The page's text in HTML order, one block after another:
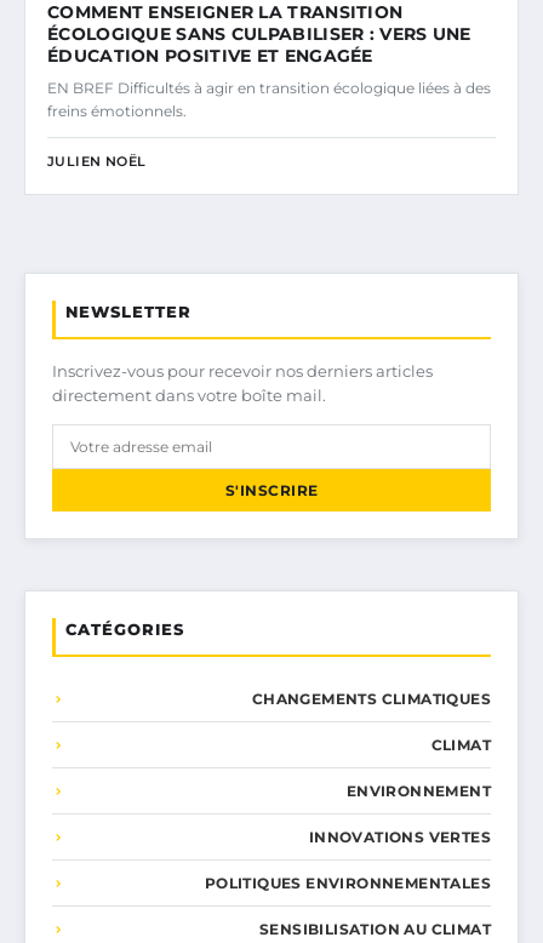
COMMENT ENSEIGNER LA TRANSITION
ÉCOLOGIQUE SANS CULPABILISER : VERS UNE
ÉDUCATION POSITIVE ET ENGAGÉE
EN BREF Difficultés à agir en transition écologique liées à des
freins émotionnels.
JULIEN NOËL
NEWSLETTER
Inscrivez-vous pour recevoir nos derniers articles
directement dans votre boîte mail.
S'INSCRIRE
CATÉGORIES
CHANGEMENTS CLIMATIQUES
CLIMAT
ENVIRONNEMENT
INNOVATIONS VERTES
POLITIQUES ENVIRONNEMENTALES
SENSIBILISATION AU CLIMAT